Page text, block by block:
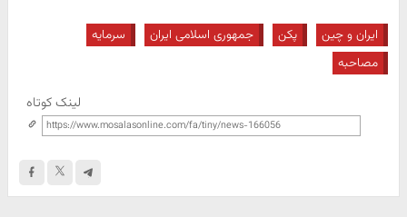
ایران و چین پکن جمهوری اسلامی ایران
سرمایه
مصاحبه
لینک کوتاه